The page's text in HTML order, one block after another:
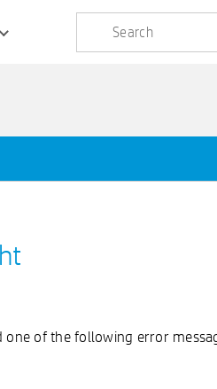
of the following error